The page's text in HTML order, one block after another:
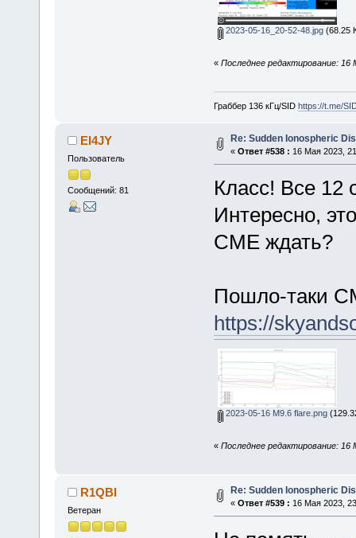
2023-05-16_20-52-48.jpg(68.25
« Последнее редактирование:
Граббер 136 кГц/SID https://t.me/
EI4JY
Пользователь
Сообщений: 81
Re: Sudden Ionospheric
« Ответ #538 : 16 Мая 2023,
Класс! Все 12
Интересно,
CME ждать?
Пошло-таки
https://
2023-05-16 M9.6 flare.png
« Последнее редактирование: 16
R1QBI
Ветеран
Re: Sudden Ionospheric
« Ответ #539 : 16 Мая 2023,